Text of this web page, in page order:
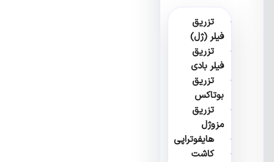
تزریق
فیلر (ژل)
تزریق
فیلر بادی
تزریق
بوتاکس
تزریق
مزوژل
هایفوتراپی
کاشت